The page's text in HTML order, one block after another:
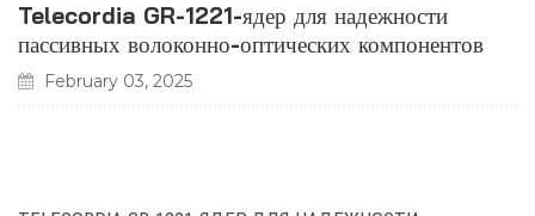
Telecordia GR-1221-ядер для надежности
пассивных волоконно-оптических компонентов
February 03, 2025